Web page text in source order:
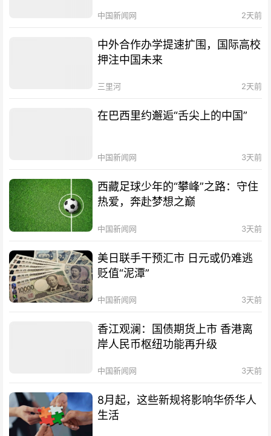
中国新闻网 2天前
中外合作办学提速扩围，国际高校
押注中国未来
三里河 2天前
在巴西里约邂逅“舌尖上的中国”
中国新闻网 3天前
西藏足球少年的“攀峰”之路：守住
热爱，奔赴梦想之巅
中国新闻网 3天前
美日联手干预汇市 日元或仍难逃
贬值“泥潭”
中国新闻网 3天前
香江观澜：国债期货上市 香港离
岸人民币枢纽功能再升级
中国新闻网 3天前
8月起，这些新规将影响华侨华人
生活